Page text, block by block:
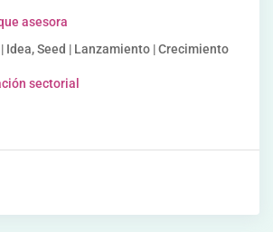
asesora
Idea, Seed | Lanzamiento | Crecimiento
sectorial